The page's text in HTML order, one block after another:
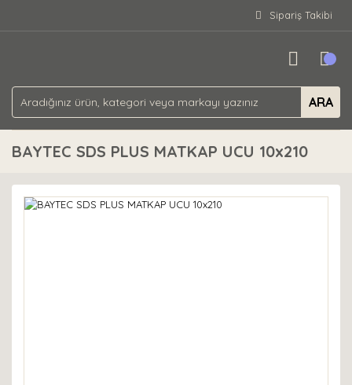
Sipariş Takibi
ARA
BAYTEC SDS PLUS MATKAP UCU 10x210